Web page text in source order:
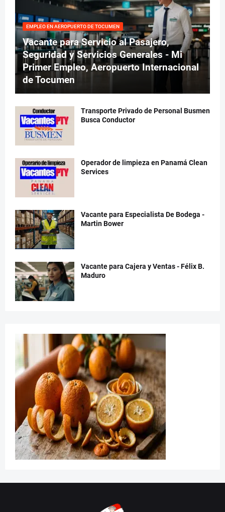
EMPLEO EN AEROPUERTO DE TOCUMEN
Vacante para Servicio al Pasajero,
Seguridad y Servicios Generales - Mi
Primer Empleo, Aeropuerto Internacional
de Tocumen
Transporte Privado de Personal Busmen
Busca Conductor
Operador de limpieza en Panamá Clean
Services
Vacante para Especialista De Bodega -
Martin Bower
Vacante para Cajera y Ventas - Félix B.
Maduro